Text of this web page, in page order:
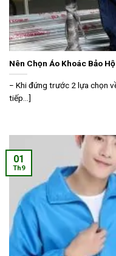
Nên Chọn Áo Khoác Bảo
− Khi đứng trước 2 lựa chọn
tiếp...]
01
Th9